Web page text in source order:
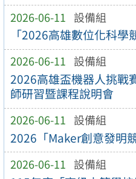
2026-06-11 設備組
「2026高雄數位化科學
2026-06-11 設備組
2026高雄盃機器人挑戰
師研習暨課程說明會
2026-06-11 設備組
2026「Maker創意發明競
2026-06-11 設備組